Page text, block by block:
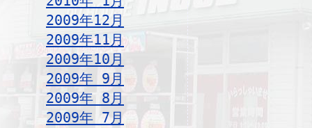
2009年12月
2009年11月
2009年10月
2009年 9月
2009年 8月
2009年 7月